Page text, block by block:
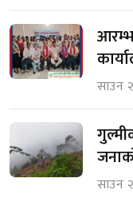
आरम्भ
साउन
साउन